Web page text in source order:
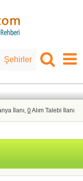
Şehirler
İlanı, 0Alım Talebi İlanı